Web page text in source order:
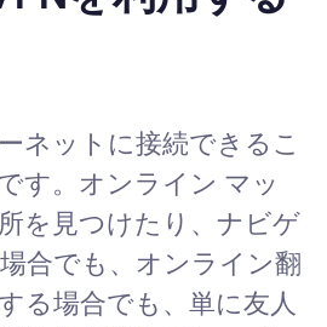
ネットに接続できるこ
す。オンライン マッ
を見つけたり、ナビゲ
合でも、オンライン翻
る場合でも、単に友人